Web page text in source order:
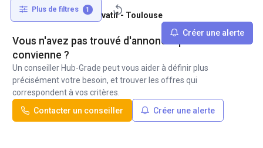
Plus de filtres 1
Créer une alerte
Location de plateau privatif - Toulouse
Vous n'avez pas trouvé d'annonce qui vous
convienne ?
Un conseiller Hub-Grade peut vous aider à définir plus
précisément votre besoin, et trouver les offres qui
correspondent à vos critères.
Contacter un conseiller
Créer une alerte